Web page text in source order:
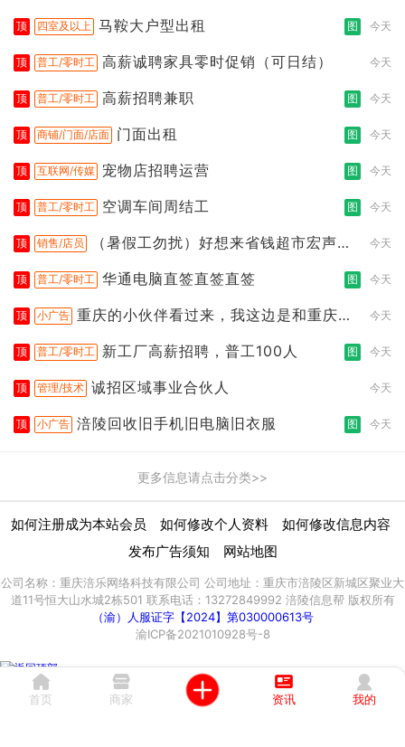
顶 四室及以上 马鞍大户型出租 图 今天
顶 普工/零时工 高薪诚聘家具零时促销（可日结） 今天
顶 普工/零时工 高薪招聘兼职 图 今天
顶 商铺/门面/店面 门面出租 图 今天
顶 互联网/传媒 宠物店招聘运营 图 今天
顶 普工/零时工 空调车间周结工 图 今天
顶 销售/店员
（暑假工勿扰）好想来省钱超市宏声桥
今天
顶 普工/零时工 华通电脑直签直签直签 图 今天
顶 小广告 重庆的小伙伴看过来，我这边是和重庆本
今天
顶 普工/零时工 新工厂高薪招聘，普工100人 图 今天
顶 管理/技术 诚招区域事业合伙人 今天
顶 小广告 涪陵回收旧手机旧电脑旧衣服 图 今天
更多信息请点击分类>>
如何注册成为本站会员 如何修改个人资料 如何修改信息内容
发布广告须知
网站地图
公司名称：重庆涪乐网络科技有限公司 公司地址：重庆市涪陵区新城区聚业大
道11号恒大山水城2栋501 联系电话：13272849992 涪陵信息帮 版权所有
（渝）人服证字【2024】第030000613号
渝ICP备2021010928号-8
首页 商家 资讯 我的